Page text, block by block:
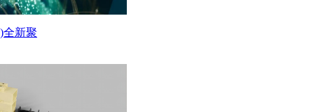
全新聚